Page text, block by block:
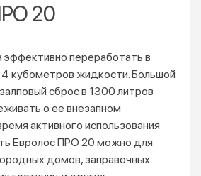
20
эффективно переработать в
кубометров жидкости. Большой
сброс в 1300 литров
о ее внезапном
активного использования
Евролос ПРО 20 можно для
домов, заправочных